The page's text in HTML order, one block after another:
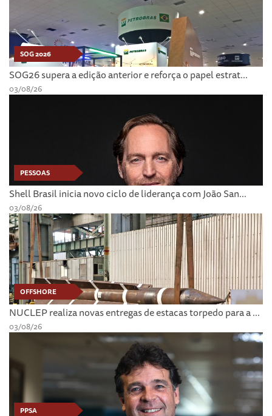
SOG 2026
SOG26 supera a edição anterior e reforça o papel estrat...
03/08/26
PESSOAS
Shell Brasil inicia novo ciclo de liderança com João San...
03/08/26
OFFSHORE
NUCLEP realiza novas entregas de estacas torpedo para a ...
03/08/26
PPSA